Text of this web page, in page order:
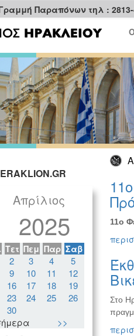
Παραπόνων τηλ : 2813-
Απρίλιος
2025
Τετ Πεμ Παρ Σαβ
2 3 4
5
9 10 11
12
16 17 18
19
23 24 25
26
30
>>
11ο
Στο